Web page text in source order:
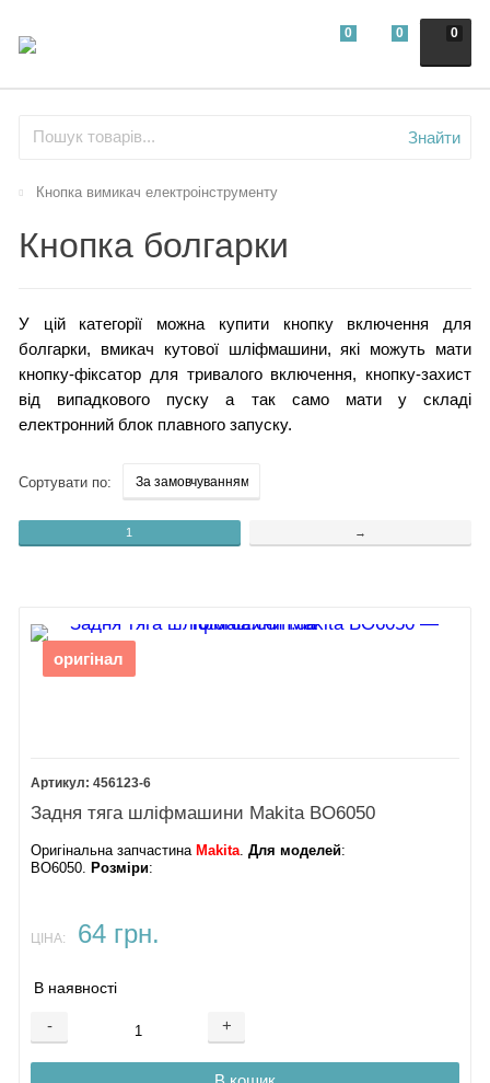
0
0 0
Знайти
Кнопка вимикач електроінструменту
Кнопка болгарки
У цій категорії можна купити кнопку включення для
болгарки, вмикач кутової шліфмашини, які можуть мати
кнопку-фіксатор для тривалого включення, кнопку-захист
від випадкового пуску а так само мати у складі
електронний блок плавного запуску.
Сортувати по:
1 →
оригінал
456123-6
Задня тяга шліфмашини Makita BO6050
Оригінальна запчастина Makita .Для моделей:
BO6050.
Розміри:
ЦІНА: 64 грн.
В наявності
- +